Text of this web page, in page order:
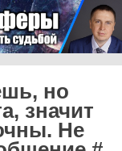
но
значит
Не